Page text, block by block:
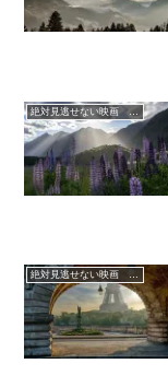
絶対見逃せない映画 おすすめ